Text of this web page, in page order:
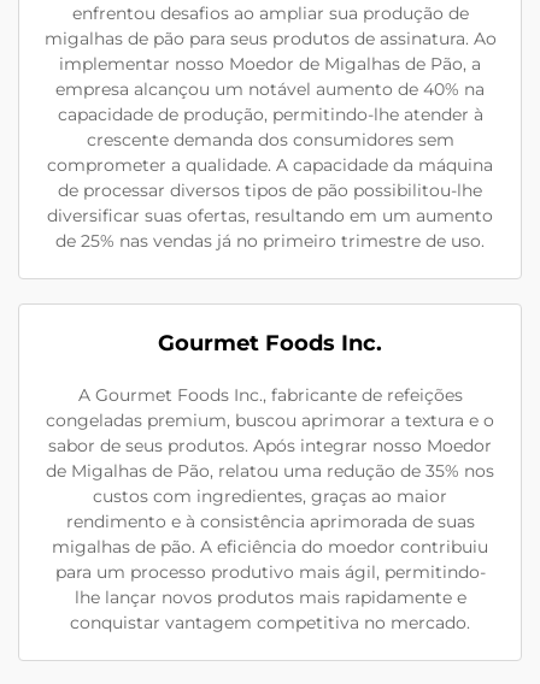
enfrentou desafios ao ampliar sua produção de
migalhas de pão para seus produtos de assinatura. Ao
implementar nosso Moedor de Migalhas de Pão, a
empresa alcançou um notável aumento de 40% na
capacidade de produção, permitindo-lhe atender à
crescente demanda dos consumidores sem
comprometer a qualidade. A capacidade da máquina
de processar diversos tipos de pão possibilitou-lhe
diversificar suas ofertas, resultando em um aumento
de 25% nas vendas já no primeiro trimestre de uso.
Gourmet Foods Inc.
A Gourmet Foods Inc., fabricante de refeições
congeladas premium, buscou aprimorar a textura e o
sabor de seus produtos. Após integrar nosso Moedor
de Migalhas de Pão, relatou uma redução de 35% nos
custos com ingredientes, graças ao maior
rendimento e à consistência aprimorada de suas
migalhas de pão. A eficiência do moedor contribuiu
para um processo produtivo mais ágil, permitindo-
lhe lançar novos produtos mais rapidamente e
conquistar vantagem competitiva no mercado.